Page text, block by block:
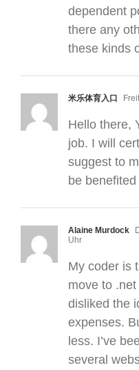
dependent
there any
these kinds
米乐体育入口
Hello there,
job. I will
suggest to
be
Alaine Murdock
Uhr
My coder is
move to
disliked the
expenses.
less. I’ve
several